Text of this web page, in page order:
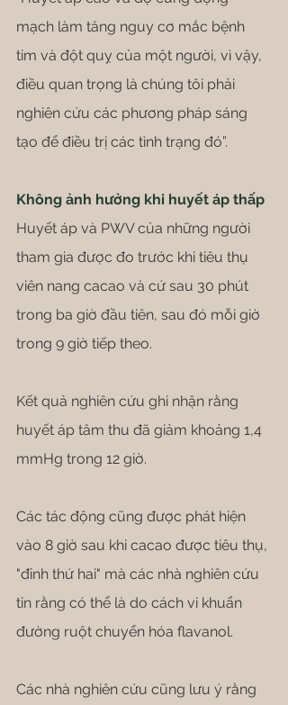
mạch làm tăng nguy cơ mắc bệnh
tim và đột quỵ của một người, vì vậy,
điều quan trọng là chúng tôi phải
nghiên cứu các phương pháp sáng
tạo để điều trị các tình trạng đó”.
Không ảnh hưởng khi huyết áp thấp
Huyết áp và PWV của những người
tham gia được đo trước khi tiêu thụ
viên nang cacao và cứ sau 30 phút
trong ba giờ đầu tiên, sau đó mỗi giờ
trong 9 giờ tiếp theo.
Kết quả nghiên cứu ghi nhận rằng
huyết áp tâm thu đã giảm khoảng 1,4
mmHg trong 12 giờ.
Các tác động cũng được phát hiện
vào 8 giờ sau khi cacao được tiêu thụ,
"đỉnh thứ hai" mà các nhà nghiên cứu
tin rằng có thể là do cách vi khuẩn
đường ruột chuyển hóa flavanol.
Các nhà nghiên cứu cũng lưu ý rằng